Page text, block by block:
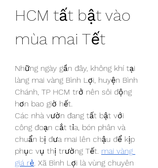
HCM tất bật vào
mùa mai Tết
Những ngày gần đây, không khí tại
làng mai vàng Bình Lợi, huyện Bình
Chánh, TP HCM trở nên sôi động
hơn bao giờ hết.
Các nhà vườn đang tất bật với
công đoạn cắt tỉa, bón phân và
chuẩn bị đưa mai lên chậu để kịp
phục vụ thị trường Tết. mai vàng
giá rẻ. Xã Bình Lợi là vùng chuyên